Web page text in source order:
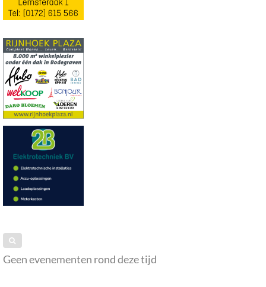
Geen evenementen rond deze tijd